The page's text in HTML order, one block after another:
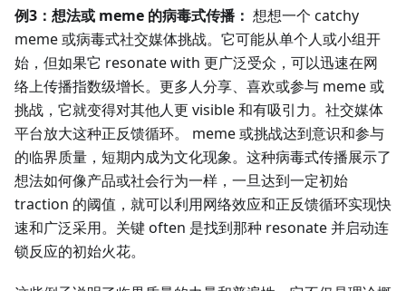
例3：想法或 meme 的病毒式传播： 想想一个 catchy
meme 或病毒式社交媒体挑战。它可能从单个人或小组开
始，但如果它 resonate with 更广泛受众，可以迅速在网
络上传播指数级增长。更多人分享、喜欢或参与 meme 或
挑战，它就变得对其他人更 visible 和有吸引力。社交媒体
平台放大这种正反馈循环。 meme 或挑战达到意识和参与
的临界质量，短期内成为文化现象。这种病毒式传播展示了
想法如何像产品或社会行为一样，一旦达到一定初始
traction 的阈值，就可以利用网络效应和正反馈循环实现快
速和广泛采用。关键 often 是找到那种 resonate 并启动连
锁反应的初始火花。